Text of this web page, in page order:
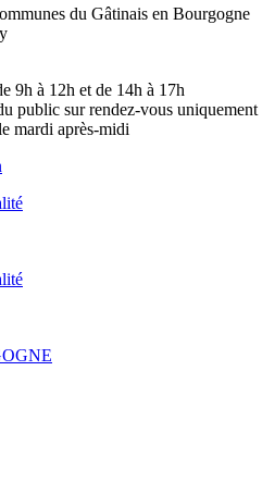
du Gâtinais en Bourgogne
9h à 12h et de 14h à 17h
public sur rendez-vous uniquement
mardi après-midi